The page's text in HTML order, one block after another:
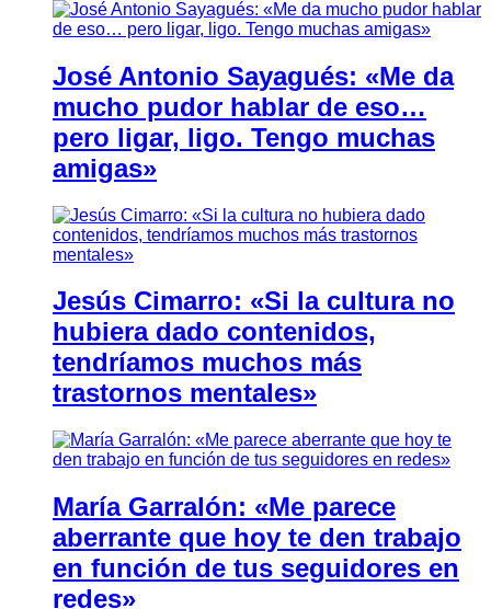
José Antonio Sayagués: «Me da
mucho pudor hablar de eso…
pero ligar, ligo. Tengo muchas
amigas»
Jesús Cimarro: «Si la cultura no
hubiera dado contenidos,
tendríamos muchos más
trastornos mentales»
María Garralón: «Me parece
aberrante que hoy te den trabajo
en función de tus seguidores en
redes»